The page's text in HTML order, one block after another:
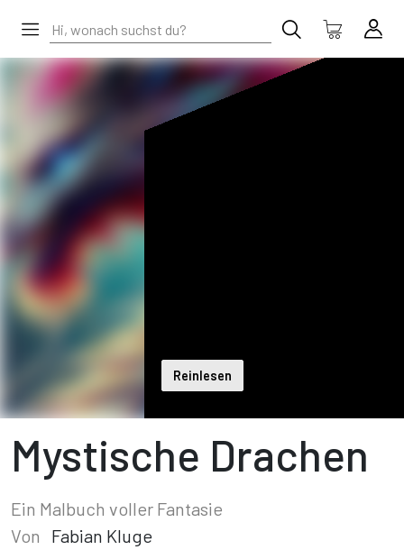
Reinlesen
Mystische Drachen
Ein Malbuch voller Fantasie
Von
Fabian Kluge